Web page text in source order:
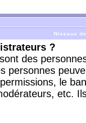
Niveaux
?
des
personnes
le
etc.